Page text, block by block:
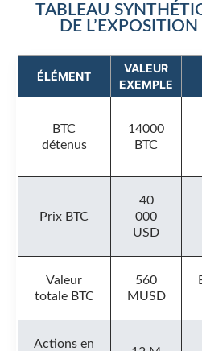
TABLEAU
DE
ÉLÉMENT
VALEUR
EXEMPLE
BTC
détenus
14000
BTC
Prix BTC
40
000
USD
Valeur
totale BTC
560
MUSD
Actions en